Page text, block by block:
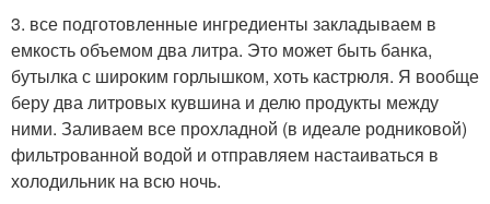
3. все подготовленные ингредиенты закладываем в
емкость объемом два литра. Это может быть банка,
бутылка с широким горлышком, хоть кастрюля. Я вообще
беру два литровых кувшина и делю продукты между
ними. Заливаем все прохладной (в идеале родниковой)
фильтрованной водой и отправляем настаиваться в
холодильник на всю ночь.